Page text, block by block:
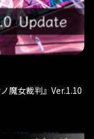
魔女裁判』Ver.1.10